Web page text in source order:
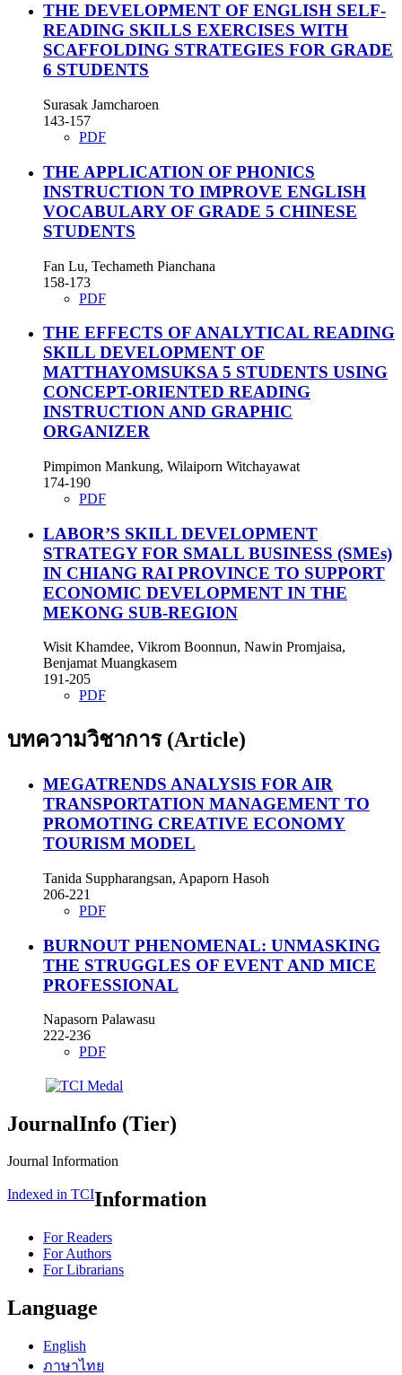
THE DEVELOPMENT OF ENGLISH SELF-
READING SKILLS EXERCISES WITH
SCAFFOLDING STRATEGIES FOR GRADE
6 STUDENTS
Surasak Jamcharoen
143-157
PDF
THE APPLICATION OF PHONICS
INSTRUCTION TO IMPROVE ENGLISH
VOCABULARY OF GRADE 5 CHINESE
STUDENTS
Fan Lu, Techameth Pianchana
158-173
PDF
THE EFFECTS OF ANALYTICAL READING
SKILL DEVELOPMENT OF
MATTHAYOMSUKSA 5 STUDENTS USING
CONCEPT-ORIENTED READING
INSTRUCTION AND GRAPHIC
ORGANIZER
Pimpimon Mankung, Wilaiporn Witchayawat
174-190
PDF
LABOR’S SKILL DEVELOPMENT
STRATEGY FOR SMALL BUSINESS (SMEs)
IN CHIANG RAI PROVINCE TO SUPPORT
ECONOMIC DEVELOPMENT IN THE
MEKONG SUB-REGION
Wisit Khamdee, Vikrom Boonnun, Nawin Promjaisa,
Benjamat Muangkasem
191-205
PDF
บทความวิชาการ (Article)
MEGATRENDS ANALYSIS FOR AIR
TRANSPORTATION MANAGEMENT TO
PROMOTING CREATIVE ECONOMY
TOURISM MODEL
Tanida Suppharangsan, Apaporn Hasoh
206-221
PDF
BURNOUT PHENOMENAL: UNMASKING
THE STRUGGLES OF EVENT AND MICE
PROFESSIONAL
Napasorn Palawasu
222-236
PDF
JournalInfo (Tier)
Journal Information
Indexed in TCIInformation
For Readers
For Authors
For Librarians
Language
English
ภาษาไทย